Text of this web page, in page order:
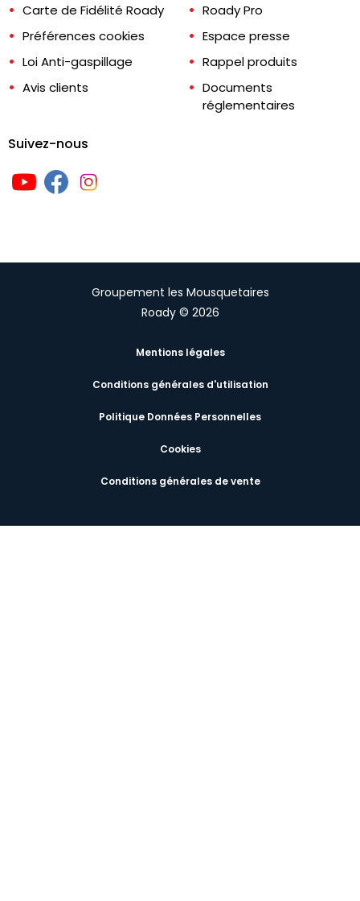
Carte de Fidélité Roady
Préférences cookies
Loi Anti-gaspillage
Avis clients
Roady Pro
Espace presse
Rappel produits
Documents
réglementaires
Suivez-nous
Groupement les Mousquetaires
Roady © 2026
Mentions légales
Conditions générales d'utilisation
Politique Données Personnelles
Cookies
Conditions générales de vente